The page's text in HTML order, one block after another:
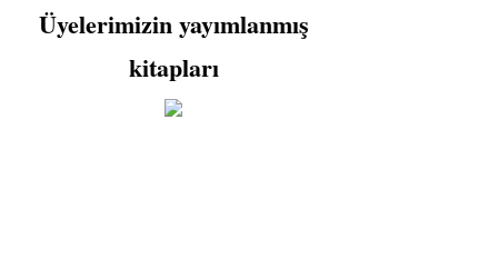
Üyelerimizin yayımlanmış
kitapları